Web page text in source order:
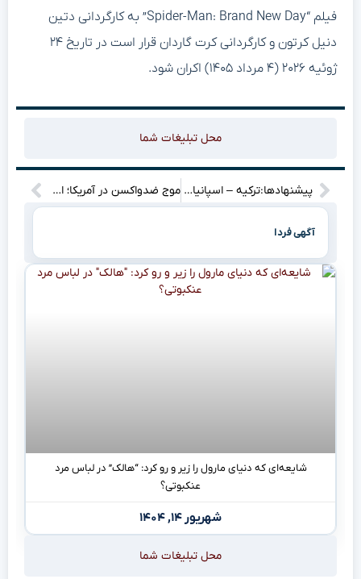
فیلم “Spider-Man: Brand New Day” به کارگردانی دتین
دنیل کرتون و کارگردانی کرت گاردان قرار است در تاریخ ۲۴
ژوئیه ۲۰۲۶ (۴ مرداد ۱۴۰۵) اکران شود.
محل تبلیغات شما
پیشنهادها:ترکیه – اسپانیا: ترکیب احتمالی، آمار و پیش‌بینی بازی نبرد ترکیه و اسپانیا: چه کسی پیروز می‌شود؟ (با ترکیب و آمار) آنالیز بازی ترکیه – اسپانیا: ترکیب، آمار و شانس برد کدام تیم بیشتر است؟ ترکیه به مصاف اسپانیا می‌رود: همه چیز درباره این بازی حساس! (این تیتر جنبه خبری بیشتری دارد) رویارویی ترکیه و اسپانیا: ترکیب، آمار و یک پیش‌بینی جذاب!توضیحات:سعی کردم از کلمات کلیدی مرتبط با جستجوی کاربر (ترکیه، اسپانیا، ترکیب، آمار، پیش‌بینی) استفاده کنم. عبارت‌هایی مانند “نبرد”، “رویارویی” و “مصاف” برای ایجاد حس هیجان و کنجکاوی به کار رفته‌اند. تیترها سعی دارند به کاربر وعده اطلاعات ارزشمند و کاربردی بدهند (ترکیب احتمالی، آمار، پیش‌بینی). از زبان ساده و روان استفاده شده تا برای عموم مخاطبان قابل فهم باشد.انتخاب بهترین گزینه به سلیقه شما و نوع محتوای شما بستگی دارد. موج ضدواکسن در آمریکا؛ ایالت فلوریدا درصدد لغو الزامات واکسیناسیون کودکان است
آگهی فردا
شایعه‌ای که دنیای مارول را زیر و رو کرد: “هالک” در لباس مرد
عنکبوتی؟
شهریور ۱۴, ۱۴۰۴
محل تبلیغات شما